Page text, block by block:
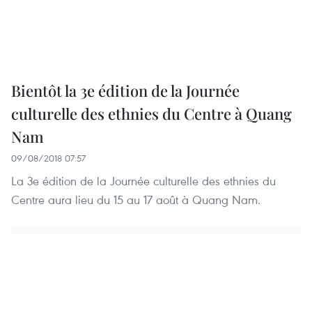
Bientôt la 3e édition de la Journée
culturelle des ethnies du Centre à Quang
Nam
09/08/2018 07:57
La 3e édition de la Journée culturelle des ethnies du
Centre aura lieu du 15 au 17 août à Quang Nam.